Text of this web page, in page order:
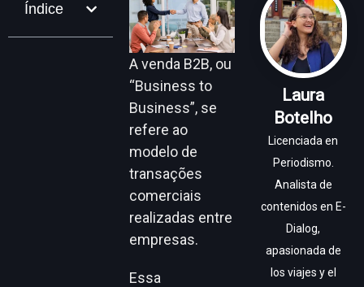
Índice
A venda B2B, ou
“Business to
Business”, se
refere ao
modelo de
transações
comerciais
realizadas entre
empresas.
Essa
Laura
Botelho
Licenciada en
Periodismo.
Analista de
contenidos en E-
Dialog,
apasionada de
los viajes y el